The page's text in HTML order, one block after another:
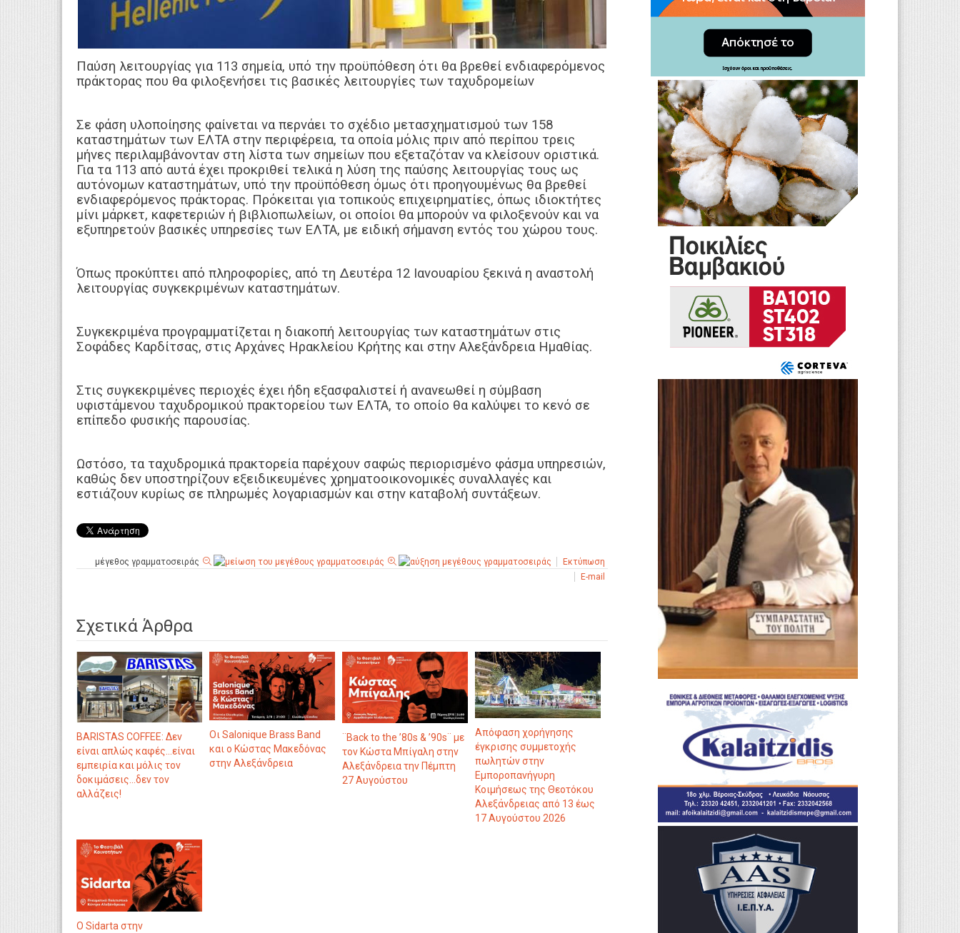
Παύση λειτουργίας για 113 σημεία, υπό την προϋπόθεση ότι θα βρεθεί ενδιαφερόμενος
πράκτορας που θα φιλοξενήσει τις βασικές λειτουργίες των ταχυδρομείων
Σε φάση υλοποίησης φαίνεται να περνάει το σχέδιο μετασχηματισμού των 158
καταστημάτων των ΕΛΤΑ στην περιφέρεια, τα οποία μόλις πριν από περίπου τρεις
μήνες περιλαμβάνονταν στη λίστα των σημείων που εξεταζόταν να κλείσουν οριστικά.
Για τα 113 από αυτά έχει προκριθεί τελικά η λύση της παύσης λειτουργίας τους ως
αυτόνομων καταστημάτων, υπό την προϋπόθεση όμως ότι προηγουμένως θα βρεθεί
ενδιαφερόμενος πράκτορας. Πρόκειται για τοπικούς επιχειρηματίες, όπως ιδιοκτήτες
μίνι μάρκετ, καφετεριών ή βιβλιοπωλείων, οι οποίοι θα μπορούν να φιλοξενούν και να
εξυπηρετούν βασικές υπηρεσίες των ΕΛΤΑ, με ειδική σήμανση εντός του χώρου τους.
Όπως προκύπτει από πληροφορίες, από τη Δευτέρα 12 Ιανουαρίου ξεκινά η αναστολή
λειτουργίας συγκεκριμένων καταστημάτων.
Συγκεκριμένα προγραμματίζεται η διακοπή λειτουργίας των καταστημάτων στις
Σοφάδες Καρδίτσας, στις Αρχάνες Ηρακλείου Κρήτης και στην Αλεξάνδρεια Ημαθίας.
Στις συγκεκριμένες περιοχές έχει ήδη εξασφαλιστεί ή ανανεωθεί η σύμβαση
υφιστάμενου ταχυδρομικού πρακτορείου των ΕΛΤΑ, το οποίο θα καλύψει το κενό σε
επίπεδο φυσικής παρουσίας.
Ωστόσο, τα ταχυδρομικά πρακτορεία παρέχουν σαφώς περιορισμένο φάσμα υπηρεσιών,
καθώς δεν υποστηρίζουν εξειδικευμένες χρηματοοικονομικές συναλλαγές και
εστιάζουν κυρίως σε πληρωμές λογαριασμών και στην καταβολή συντάξεων.
μέγεθος γραμματοσειράς
Εκτύπωση
E-mail
Σχετικά Άρθρα
BARISTAS COFFEE: Δεν
είναι απλώς καφές...είναι
εμπειρία και μόλις τον
δοκιμάσεις...δεν τον
αλλάζεις!
Οι Salonique Brass Band
και ο Κώστας Μακεδόνας
στην Αλεξάνδρεια
¨Back to the ’80s & ’90s¨ με
τον Κώστα Μπίγαλη στην
Αλεξάνδρεια την Πέμπτη
27 Αυγούστου
Απόφαση χορήγησης
έγκρισης συμμετοχής
πωλητών στην
Εμποροπανήγυρη
Κοιμήσεως της Θεοτόκου
Αλεξάνδρειας από 13 έως
17 Αυγούστου 2026
Ο Sidarta στην